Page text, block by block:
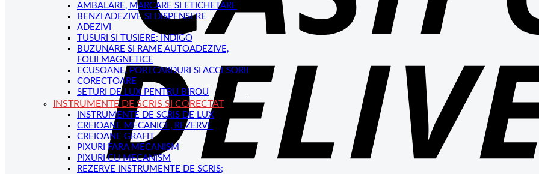
AMBALARE, MARCARE SI ETICHETARE
BENZI ADEZIVE SI DISPENSERE
ADEZIVI
TUSURI SI TUSIERE; INDIGO
BUZUNARE SI RAME AUTOADEZIVE,
FOLII MAGNETICE
ECUSOANE, PORTCARDURI SI ACCESORII
CORECTOARE
SETURI DE LUX PENTRU BIROU
INSTRUMENTE DE SCRIS SI CORECTAT
INSTRUMENTE DE SCRIS DE LUX
CREIOANE MECANICE, REZERVE
CREIOANE GRAFIT
PIXURI FARA MECANISM
PIXURI CU MECANISM
REZERVE INSTRUMENTE DE SCRIS;